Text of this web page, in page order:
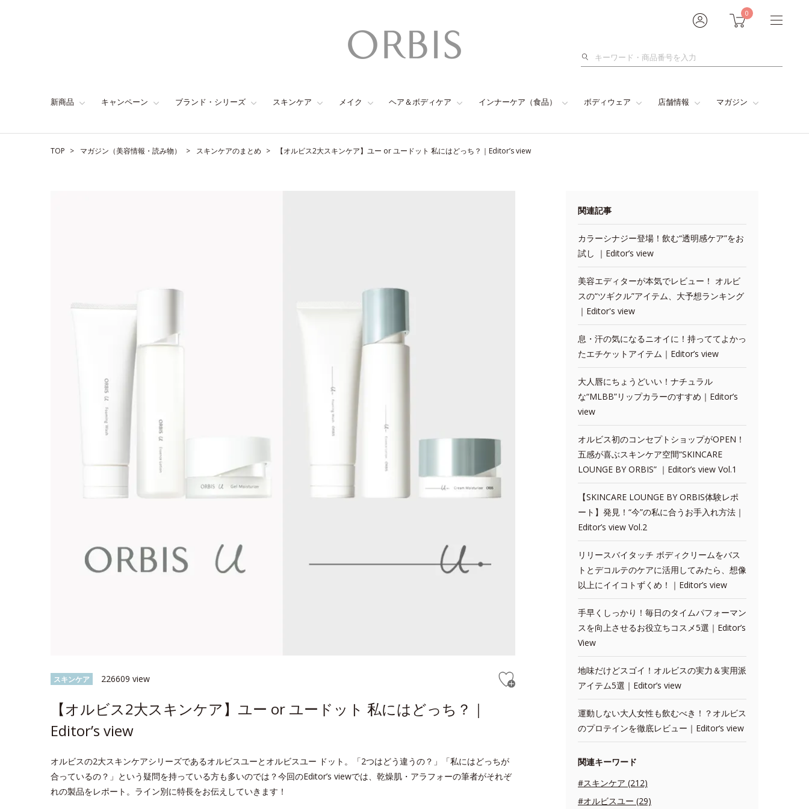
0
検
新商品 キャンペーン ブランド・シリーズ スキンケア メイク ヘア＆ボディケア インナーケア（食品） ボディウェア 店舗情報 マガジン
TOP マガジン（美容情報・読み物） スキンケアのまとめ 【オルビス2大スキンケア】ユー or ユードット 私にはどっち？｜Editor’s view
スキンケア 226609 view
【オルビス2大スキンケア】ユー or ユードット 私にはどっち？｜
Editor’s view
オルビスの2大スキンケアシリーズであるオルビスユーとオルビスユー ドット。「2つはどう違うの？」「私にはどっちが
合っているの？」という疑問を持っている方も多いのでは？今回のEditor’s viewでは、乾燥肌・アラフォーの筆者がそれぞ
れの製品をレポート。ライン別に特長をお伝えしていきます！
関連記事
カラーシナジー登場！飲む“透明感ケア”をお
試し ｜Editor’s view
美容エディターが本気でレビュー！ オルビ
スの“ツギクル”アイテム、大予想ランキング
｜Editor's view
息・汗の気になるニオイに！持っててよかっ
たエチケットアイテム｜Editor’s view
大人唇にちょうどいい！ナチュラル
な“MLBB”リップカラーのすすめ｜Editor’s
view
オルビス初のコンセプトショップがOPEN！
五感が喜ぶスキンケア空間“SKINCARE
LOUNGE BY ORBIS” ｜Editor’s view Vol.1
【SKINCARE LOUNGE BY ORBIS体験レポ
ート】発見！“今”の私に合うお手入れ方法｜
Editor’s view Vol.2
リリースバイタッチ ボディクリームをバス
トとデコルテのケアに活用してみたら、想像
以上にイイコトずくめ！｜Editor’s view
手早くしっかり！毎日のタイムパフォーマン
スを向上させるお役立ちコスメ5選｜Editor’s
View
地味だけどスゴイ！オルビスの実力＆実用派
アイテム5選｜Editor’s view
運動しない大人女性も飲むべき！？オルビス
のプロテインを徹底レビュー｜Editor‘s view
関連キーワード
#スキンケア (212)
#オルビスユー (29)